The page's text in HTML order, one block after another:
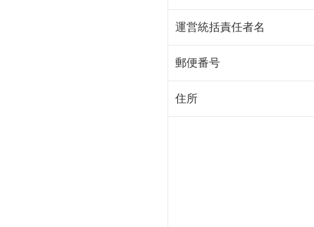
運営統括責任者名
郵便番号
住所